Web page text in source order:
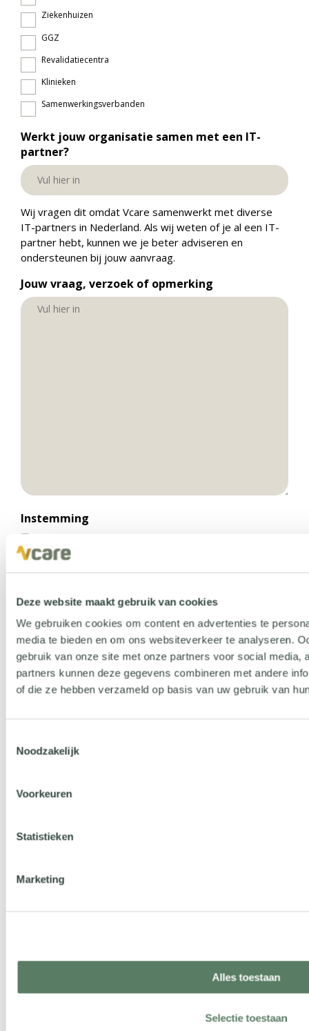
Deze website maakt gebruik van cookies
We gebruiken cookies om content en advertenties te
media te bieden en om ons websiteverkeer te analyseren.
gebruik van onze site met onze partners voor social media,
partners kunnen deze gegevens combineren met andere
of die ze hebben verzameld op basis van uw gebruik van
Noodzakelijk
Voorkeuren
Statistieken
Marketing
Alles toestaan
Selectie toestaan
Ziekenhuizen
GGZ
Revalidatiecentra
Klinieken
Samenwerkingsverbanden
Werkt jouw organisatie samen met een IT-
partner?
Wij vragen dit omdat Vcare samenwerkt met diverse
IT-partners in Nederland. Als wij weten of je al een IT-
partner hebt, kunnen we je beter adviseren en
ondersteunen bij jouw aanvraag.
Jouw vraag, verzoek of opmerking
Instemming
om op deze aanvraag te kunnen reageren. Klik
Anti-robotverificatie
Anti-robotverificatie
Klik om te starten